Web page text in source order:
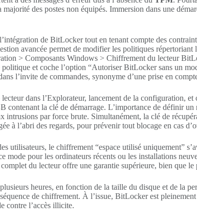
majorité des postes non équipés. Immersion dans une
de BitLocker tout en tenant compte des
avancée permet de modifier les politiques
> Composants Windows > Chiffrement du lecteur
et coche l’option “Autoriser BitLocker sans un
l’invite de commandes, synonyme d’une prise en
dans l’Explorateur, lancement de la configuration,
contenant la clé de démarrage. L’importance de définir
par force brute. Simultanément, la clé de
à l’abri des regards, pour prévenir tout blocage en cas
le chiffrement “espace utilisé uniquement”
pour les ordinateurs récents ou les installations
du lecteur offre une garantie supérieure, bien que
heures, en fonction de la taille du disque et de la
de chiffrement. À l’issue, BitLocker est
contre l’accès illicite.